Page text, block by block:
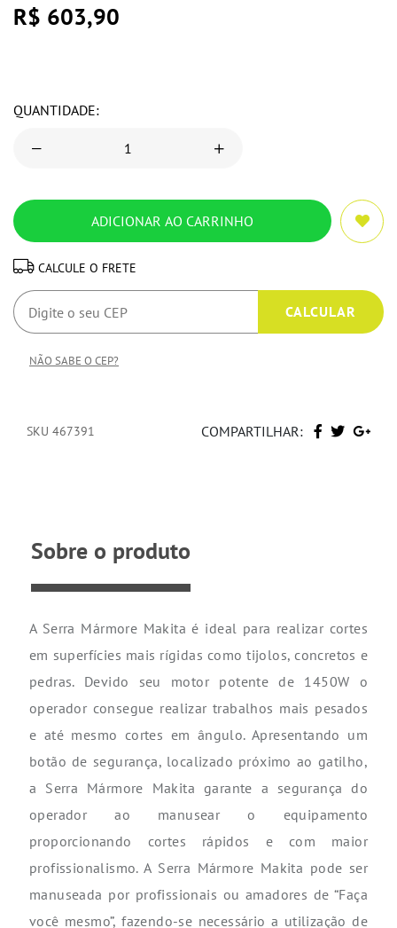
R$ 603,90
QUANTIDADE:
CALCULE O FRETE
NÃO SABE O CEP?
SKU 467391 COMPARTILHAR:
Sobre o produto
A Serra Mármore Makita é ideal para realizar cortes
em superfícies mais rígidas como tijolos, concretos e
pedras. Devido seu motor potente de 1450W o
operador consegue realizar trabalhos mais pesados
e até mesmo cortes em ângulo. Apresentando um
botão de segurança, localizado próximo ao gatilho,
a Serra Mármore Makita garante a segurança do
operador ao manusear o equipamento
proporcionando cortes rápidos e com maior
profissionalismo. A Serra Mármore Makita pode ser
manuseada por profissionais ou amadores de “Faça
você mesmo”, fazendo-se necessário a utilização de